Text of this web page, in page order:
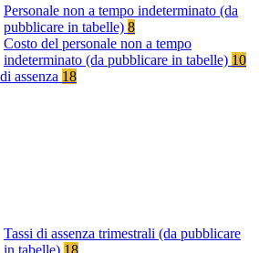
Personale non a tempo indeterminato (da
pubblicare in tabelle) 8
Costo del personale non a tempo
indeterminato (da pubblicare in tabelle) 10
assenza 18
Tassi di assenza trimestrali (da pubblicare